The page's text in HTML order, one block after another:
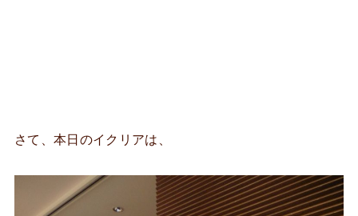
さて、本日のイクリアは、